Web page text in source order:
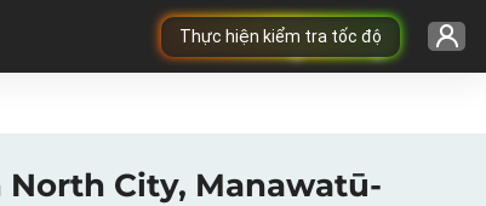
Thực hiện kiểm tra tốc độ
North City, Manawatū-